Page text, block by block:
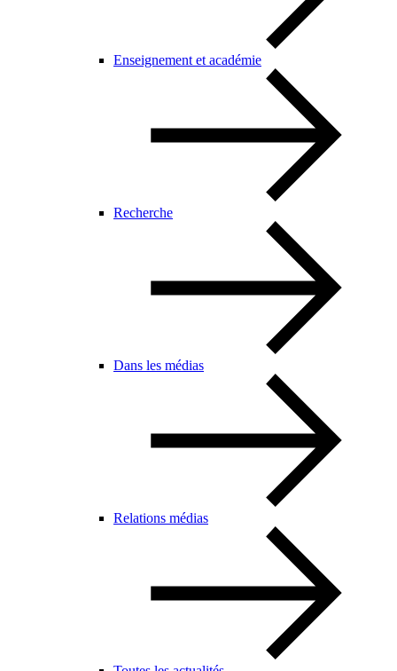
Enseignement et académie
Recherche
Dans les médias
Relations médias